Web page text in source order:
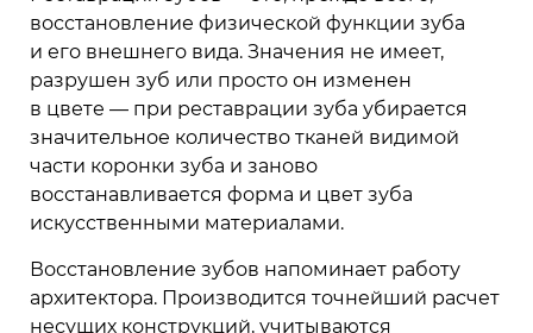
восстановление физической функции зуба
и его внешнего вида. Значения не имеет,
разрушен зуб или просто он изменен
в цвете — при реставрации зуба убирается
значительное количество тканей видимой
части коронки зуба и заново
восстанавливается форма и цвет зуба
искусственными материалами.
Восстановление зубов напоминает работу
архитектора. Производится точнейший расчет
несущих конструкций, учитываются